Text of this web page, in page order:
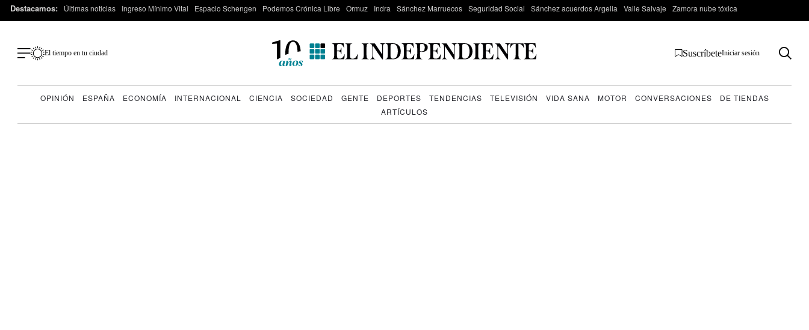
Destacamos: Últimas noticias Ingreso Mínimo Vital Espacio Schengen Podemos Crónica Libre Ormuz Indra Sánchez Marruecos Seguridad Social Sánchez acuerdos Argelia Valle Salvaje Zamora nube tóxica
El tiempo en tu ciudad SuscríbeteIniciar sesión
OPINIÓN ESPAÑA ECONOMÍA INTERNACIONAL CIENCIA SOCIEDAD GENTE DEPORTES TENDENCIAS TELEVISIÓN VIDA SANA MOTOR CONVERSACIONES
DE TIENDAS
ARTÍCULOS